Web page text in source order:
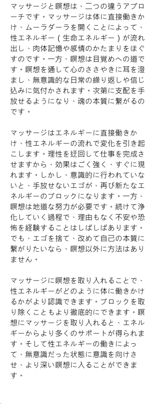
マッサージと瞑想は、二つの違うアプロ
ーチです。マッサージは体に直接働きか
け、ムーラダーラを開くことによって、
性エネルギー（生命エネルギー）が流れ
出し、肉体記憶や感情のかたまりをほぐ
すのです。一方、瞑想は目覚めへの道で
す。瞑想を通して心のささやきに耳を澄
まし、無意識的な日常の繰り返しや信じ
込みに気付かされます。次第に支配を手
放せるようになり、魂の本質に繋がるの
です。
マッサージはエネルギーに直接働きか
け、性エネルギーの流れで変化を引き起
こします。理性を迂回して仕事を完成さ
せますから、効果はごく強く、すぐに現
れます。しかし、意識的に行われていな
いと、手放せないエゴが、再び新たなエ
ネルギーのブロックになります。一方、
瞑想は地道な努力が必要です。続けて浄
化していく過程で、理由もなく不安や恐
怖を経験することはしばしばあります。
でも、エゴを捨て、改めて自己の本質に
繋がりたいなら、瞑想以外に方法はあり
ません。
マッサージに瞑想を取り入れることで、
性エネルギーがどのように体に働きかけ
るかがより認識できます。ブロックを取
り除くこともより徹底的にできます。瞑
想にマッサージを取り入れると、エネル
ギーからより多くのサポートが得られま
す。そして性エネルギーの働きによっ
て、無意識だった状態に意識を向けさ
せ、より深い瞑想に入ることができま
す。